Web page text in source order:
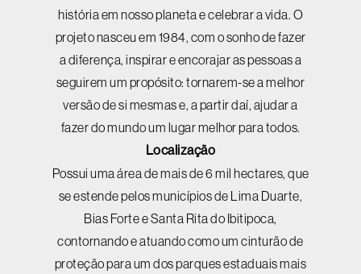
história em nosso planeta e celebrar a vida. O
projeto nasceu em 1984, com o sonho de fazer
a diferença, inspirar e encorajar as pessoas a
seguirem um propósito: tornarem-se a melhor
versão de si mesmas e, a partir daí, ajudar a
fazer do mundo um lugar melhor para todos.
Localização
Possui uma área de mais de 6 mil hectares, que
se estende pelos municípios de Lima Duarte,
Bias Forte e Santa Rita do Ibitipoca,
contornando e atuando como um cinturão de
proteção para um dos parques estaduais mais